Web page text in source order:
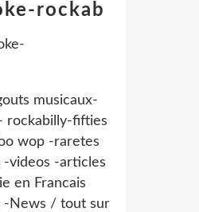
rockab
musicaux-
rockabilly-fifties
wop -raretes
videos -articles
en Francais
-News / tout sur